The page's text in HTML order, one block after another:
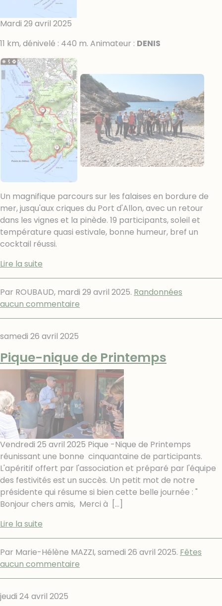
Mardi 29 avril 2025
11 km, dénivelé : 440 m. Animateur : DENIS
Un magnifique parcours sur les falaises en bordure de
mer, jusqu'aux criques du Port d'Allon, avec un retour
dans les vignes et la pinède. 19 participants, soleil et
température quasi estivale, bonne humeur, bref un
cocktail réussi.
Lire la suite
Par ROUBAUD, mardi 29 avril 2025. Randonnées
aucun commentaire
samedi 26 avril 2025
Pique-nique de Printemps
Vendredi 25 avril 2025 Pique -Nique de Printemps
réunissant une bonne cinquantaine de participants.
L'apéritif offert par l'association et préparé par l'équipe
des festivités est un succès. Un petit mot de notre
présidente qui résume si bien cette belle journée : "
Bonjour chers amis, Merci à
[…]
Lire la suite
Par Marie-Hélène MAZZI,samedi 26 avril 2025. Fêtes
aucun commentaire
jeudi 24 avril 2025